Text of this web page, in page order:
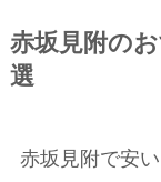
赤坂見附の
選
赤坂見附で安